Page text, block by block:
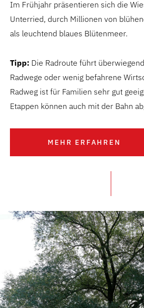
Im Frühjahr präsentieren sich die
Unterried, durch Millionen von
als leuchtend blaues Blütenmeer.
Tipp: Die Radroute führt
Radwege oder wenig befahrene
Radweg ist für Familien sehr gut
Etappen können auch mit der Bahn
MEHR ERFAHREN